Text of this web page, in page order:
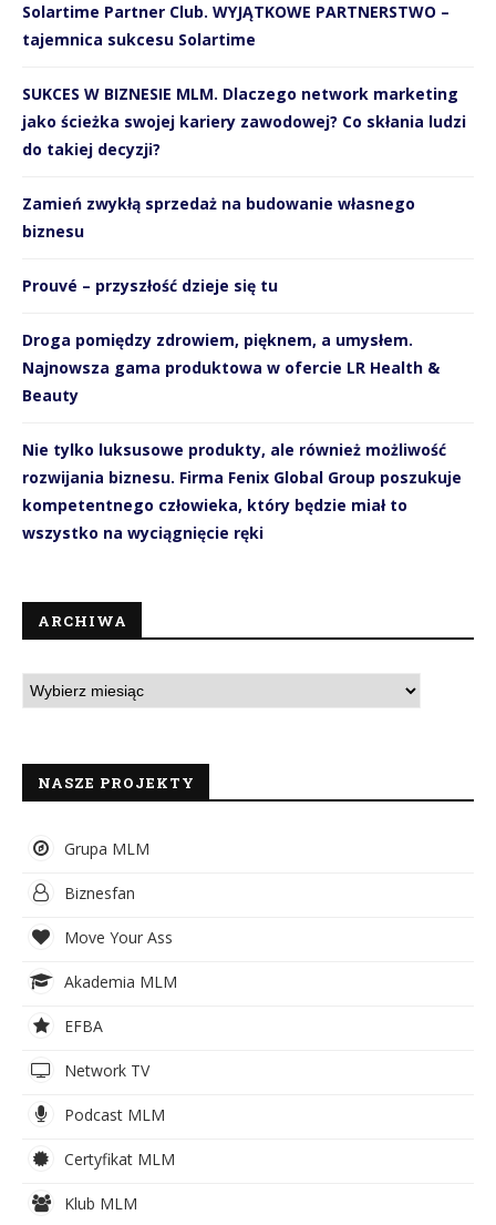
Solartime Partner Club. WYJĄTKOWE PARTNERSTWO –
tajemnica sukcesu Solartime
SUKCES W BIZNESIE MLM. Dlaczego network marketing
jako ścieżka swojej kariery zawodowej? Co skłania ludzi
do takiej decyzji?
Zamień zwykłą sprzedaż na budowanie własnego
biznesu
Prouvé – przyszłość dzieje się tu
Droga pomiędzy zdrowiem, pięknem, a umysłem.
Najnowsza gama produktowa w ofercie LR Health &
Beauty
Nie tylko luksusowe produkty, ale również możliwość
rozwijania biznesu. Firma Fenix Global Group poszukuje
kompetentnego człowieka, który będzie miał to
wszystko na wyciągnięcie ręki
ARCHIWA
NASZE PROJEKTY
Grupa MLM
Biznesfan
Move Your Ass
Akademia MLM
EFBA
Network TV
Podcast MLM
Certyfikat MLM
Klub MLM